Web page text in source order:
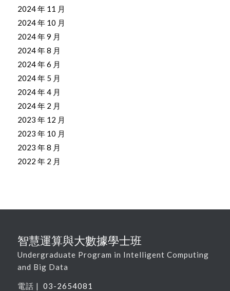
2024 年 11 月
2024 年 10 月
2024 年 9 月
2024 年 8 月
2024 年 6 月
2024 年 5 月
2024 年 4 月
2024 年 2 月
2023 年 12 月
2023 年 10 月
2023 年 8 月
2022 年 2 月
智慧運算與大數據學士班
Undergraduate Program in Intelligent Computing
and Big Data
電話 | 03-2654081